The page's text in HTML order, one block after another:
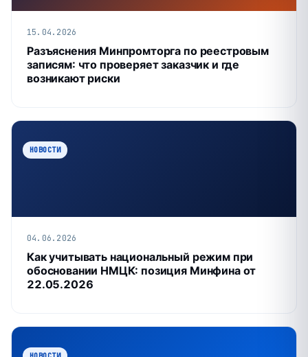
15.04.2026
Разъяснения Минпромторга по реестровым
записям: что проверяет заказчик и где
возникают риски
НОВОСТИ
04.06.2026
Как учитывать национальный режим при
обосновании НМЦК: позиция Минфина от
22.05.2026